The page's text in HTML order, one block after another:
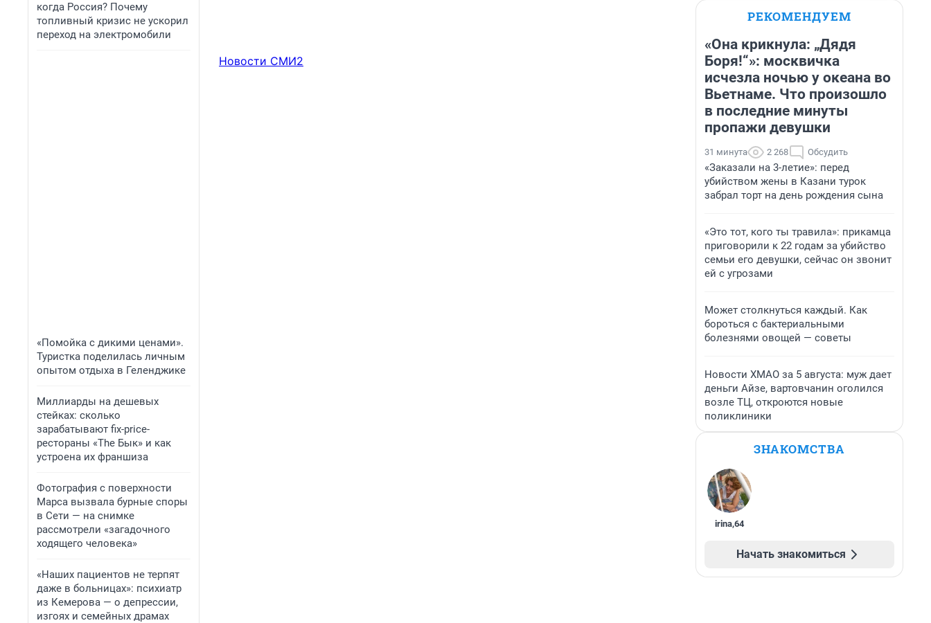
когда Россия? Почему
топливный кризис не ускорил
переход на электромобили
«Помойка с дикими ценами».
Туристка поделилась личным
опытом отдыха в Геленджике
Миллиарды на дешевых
стейках: сколько
зарабатывают fix-price-
рестораны «The Бык» и как
устроена их франшиза
Фотография с поверхности
Марса вызвала бурные споры
в Сети — на снимке
рассмотрели «загадочного
ходящего человека»
«Наших пациентов не терпят
даже в больницах»: психиатр
из Кемерова — о депрессии,
изгоях и семейных драмах
Новости СМИ2
РЕКОМЕНДУЕМ
«Она крикнула: „Дядя
Боря!“»: москвичка
исчезла ночью у океана во
Вьетнаме. Что произошло
в последние минуты
пропажи девушки
31 минута 2 268 Обсудить
«Заказали на 3-летие»: перед
убийством жены в Казани турок
забрал торт на день рождения сына
«Это тот, кого ты травила»: прикамца
приговорили к 22 годам за убийство
семьи его девушки, сейчас он звонит
ей с угрозами
Может столкнуться каждый. Как
бороться с бактериальными
болезнями овощей — советы
Новости ХМАО за 5 августа: муж дает
деньги Айзе, вартовчанин оголился
возле ТЦ, откроются новые
поликлиники
ЗНАКОМСТВА
irina,64
Начать знакомиться